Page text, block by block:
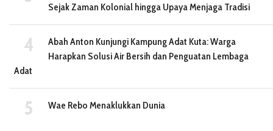
Sejak Zaman Kolonial hingga Upaya Menjaga Tradisi
Abah Anton Kunjungi Kampung Adat Kuta: Warga
Harapkan Solusi Air Bersih dan Penguatan Lembaga
Adat
Wae Rebo Menaklukkan Dunia